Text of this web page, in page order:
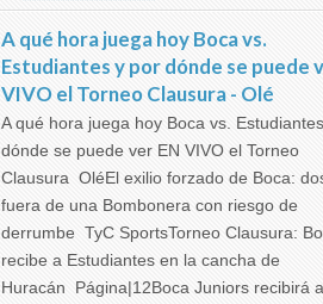
A qué hora juega hoy Boca vs.
Estudiantes y por dónde se puede
VIVO el Torneo Clausura - Olé
A qué hora juega hoy Boca vs.
dónde se puede ver EN VIVO el Torneo
Clausura OléEl exilio forzado de Boca:
fuera de una Bombonera con riesgo de
derrumbe TyC SportsTorneo Clausura:
recibe a Estudiantes en la cancha de
Huracán Página|12Boca Juniors recibirá a